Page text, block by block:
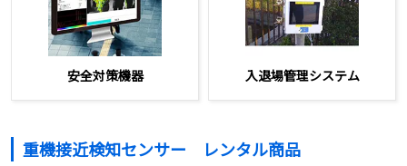
安全対策機器 入退場管理システム
重機接近検知センサー レンタル商品